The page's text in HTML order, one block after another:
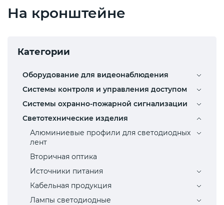
На кронштейне
Категории
Оборудование для видеонаблюдения
Системы контроля и управления доступом
Системы охранно-пожарной сигнализации
Светотехнические изделия
Алюминиевые профили для светодиодных
лент
Вторичная оптика
Источники питания
Кабельная продукция
Лампы светодиодные